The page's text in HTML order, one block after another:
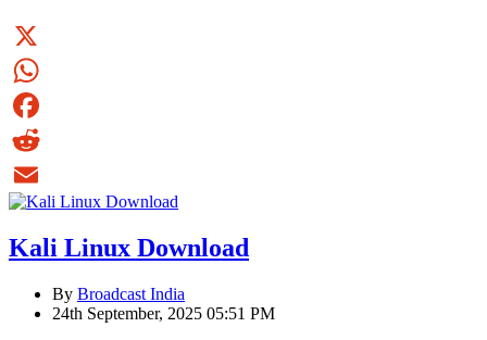
X
WhatsApp
Facebook
Reddit
Email
Kali Linux Download
By Broadcast India
24th September, 2025 05:51 PM